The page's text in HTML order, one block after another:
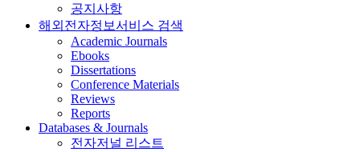
공지사항
해외전자정보서비스 검색
Academic Journals
Ebooks
Dissertations
Conference Materials
Reviews
Reports
Databases & Journals
전자저널 리스트